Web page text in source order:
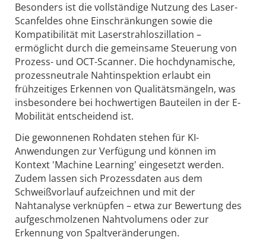
Besonders ist die vollständige Nutzung des Laser-
Scanfeldes ohne Einschränkungen sowie die
Kompatibilität mit Laserstrahloszillation –
ermöglicht durch die gemeinsame Steuerung von
Prozess- und OCT-Scanner. Die hochdynamische,
prozessneutrale Nahtinspektion erlaubt ein
frühzeitiges Erkennen von Qualitätsmängeln, was
insbesondere bei hochwertigen Bauteilen in der E-
Mobilität entscheidend ist.
Die gewonnenen Rohdaten stehen für KI-
Anwendungen zur Verfügung und können im
Kontext 'Machine Learning' eingesetzt werden.
Zudem lassen sich Prozessdaten aus dem
Schweißvorlauf aufzeichnen und mit der
Nahtanalyse verknüpfen – etwa zur Bewertung des
aufgeschmolzenen Nahtvolumens oder zur
Erkennung von Spaltveränderungen.